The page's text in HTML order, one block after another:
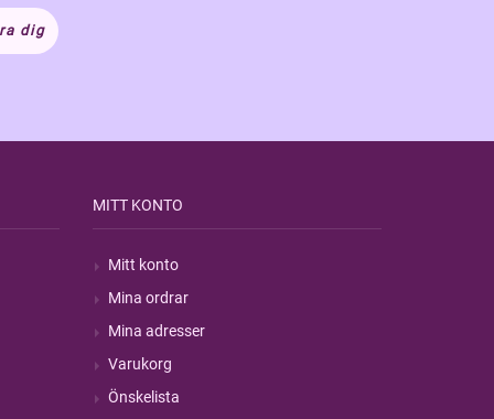
dig
MITT KONTO
Mitt konto
Mina ordrar
Mina adresser
Varukorg
Önskelista